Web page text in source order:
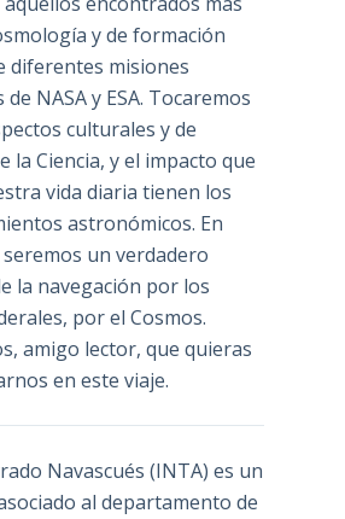
y de formación
diferentes misiones
de NASA y ESA. Tocaremos
culturales y de
la Ciencia, y el impacto que
vida diaria tienen los
astronómicos. En
un verdadero
la navegación por los
por el Cosmos.
amigo lector, que quieras
en este viaje.
Navascués (INTA) es un
al departamento de